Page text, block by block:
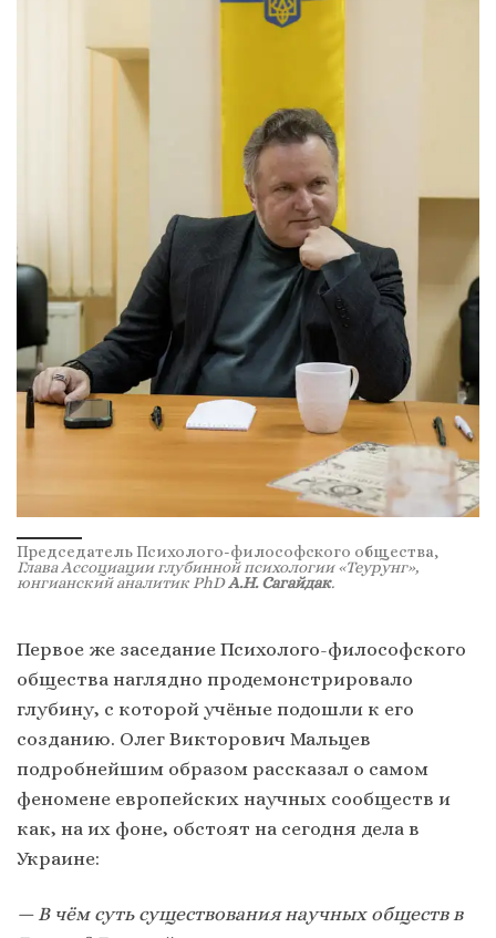
Председатель Психолого-философского общества,
Глава Ассоциации глубинной психологии «Теурунг»,
юнгианский аналитик PhDА.Н. Сагайдак.
Первое же заседание Психолого-философского
общества наглядно продемонстрировало
глубину, с которой учёные подошли к его
созданию. Олег Викторович Мальцев
подробнейшим образом рассказал о самом
феномене европейских научных сообществ и
как, на их фоне, обстоят на сегодня дела в
Украине:
— В чём суть существования научных обществ в